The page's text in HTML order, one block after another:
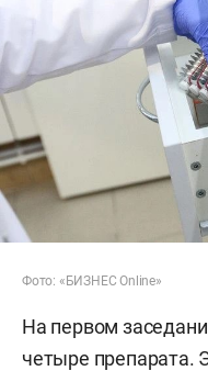
Фото: «БИЗНЕС Online»
На первом
четыре препарата.